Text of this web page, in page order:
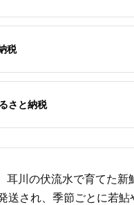
楽天ふるさと納
税
14,000
オリイカ 魚 フライ
寄付金額: 14,000
税
さと納税
耳川の伏流水で育てた
送され、季節ごとに若